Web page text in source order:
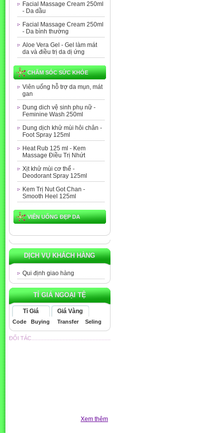
Facial Massage Cream 250ml
- Da dầu
Facial Massage Cream 250ml
- Da bình thường
Aloe Vera Gel - Gel làm mát
da và điều trị da dị ứng
CHĂM SÓC SỨC KHỎE
Viên uống hỗ trợ da mụn, mát
gan
Dung dich vệ sinh phụ nữ -
Feminine Wash 250ml
Dung dịch khử mùi hôi chân -
Foot Spray 125ml
Heat Rub 125 ml - Kem
Massage Điều Trị Nhứt
Xịt khử mùi cơ thể -
Deodorant Spray 125ml
Kem Trị Nut Got Chan -
Smooth Heel 125ml
VIÊN UỐNG ĐẸP DA
DỊCH VỤ KHÁCH HÀNG
Qui định giao hàng
TỈ GIÁ NGOẠI TỆ
Tỉ Giá Giá Vàng
Code Buying Transfer Seling
ĐỐI TÁC.....................................................
Xem thêm